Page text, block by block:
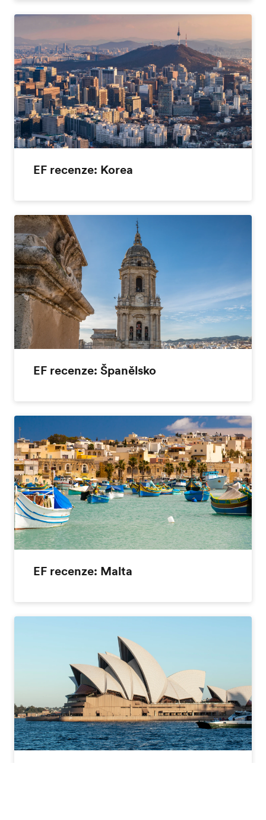
EF recenze: Korea
EF recenze: Španělsko
EF recenze: Malta